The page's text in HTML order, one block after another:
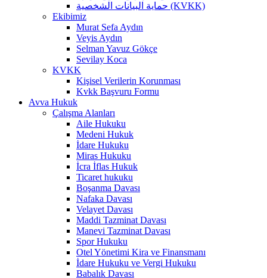
حماية البيانات الشخصية (KVKK)
Ekibimiz
Murat Sefa Aydın
Veyis Aydın
Selman Yavuz Gökçe
Sevilay Koca
KVKK
Kişisel Verilerin Korunması
Kvkk Başvuru Formu
Avva Hukuk
Çalışma Alanları
Aile Hukuku
Medeni Hukuk
İdare Hukuku
Miras Hukuku
İcra İflas Hukuk
Ticaret hukuku
Boşanma Davası
Nafaka Davası
Velayet Davası
Maddi Tazminat Davası
Manevi Tazminat Davası
Spor Hukuku
Otel Yönetimi Kira ve Finansmanı
İdare Hukuku ve Vergi Hukuku
Babalık Davası